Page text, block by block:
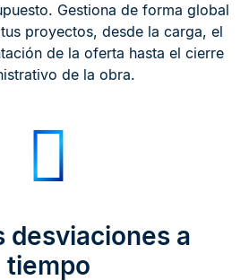
Gestiona de forma global
proyectos, desde la carga, el
de la oferta hasta el cierre
de la obra.
desviaciones a
tiempo